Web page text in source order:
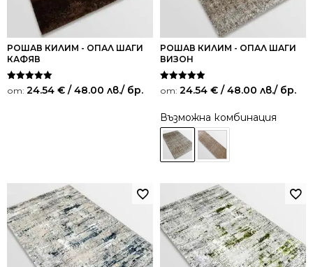
РОШАВ КИЛИМ - ОПАЛ ШАГИ
КАФЯВ
Оценено на
5.00
от: 24.54 € / 48.00 лв./ бр.
РОШАВ КИЛИМ - ОПАЛ ШАГИ
ВИЗОН
Оценено на
5.00
от: 24.54 € / 48.00 лв./ бр.
Възможна комбинация